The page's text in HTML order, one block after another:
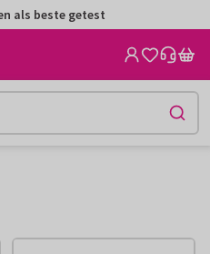
als beste getest